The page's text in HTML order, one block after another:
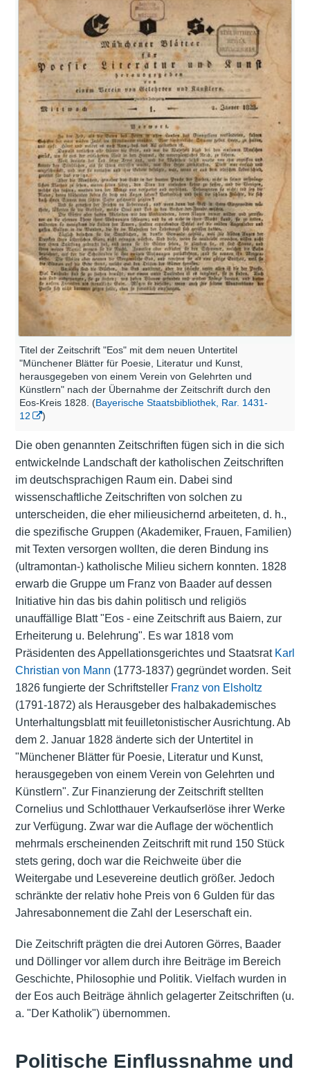
Titel der Zeitschrift "Eos" mit dem neuen Untertitel
"Münchener Blätter für Poesie, Literatur und Kunst,
herausgegeben von einem Verein von Gelehrten und
Künstlern" nach der Übernahme der Zeitschrift durch den
Eos-Kreis 1828. (Bayerische Staatsbibliothek, Rar. 1431-
12
)
Die oben genannten Zeitschriften fügen sich in die sich
entwickelnde Landschaft der katholischen Zeitschriften
im deutschsprachigen Raum ein. Dabei sind
wissenschaftliche Zeitschriften von solchen zu
unterscheiden, die eher milieusichernd arbeiteten, d. h.,
die spezifische Gruppen (Akademiker, Frauen, Familien)
mit Texten versorgen wollten, die deren Bindung ins
(ultramontan-) katholische Milieu sichern konnten. 1828
erwarb die Gruppe um Franz von Baader auf dessen
Initiative hin das bis dahin politisch und religiös
unauffällige Blatt "Eos - eine Zeitschrift aus Baiern, zur
Erheiterung u. Belehrung". Es war 1818 vom
Präsidenten desAppellationsgerichtesund Staatsrat Karl
Christian von Mann (1773-1837) gegründet worden. Seit
1826 fungierte der Schriftsteller Franz von Elsholtz
(1791-1872) als Herausgeber des halbakademisches
Unterhaltungsblatt mit feuilletonistischer Ausrichtung. Ab
dem 2. Januar 1828 änderte sich der Untertitel in
"Münchener Blätter für Poesie, Literatur und Kunst,
herausgegeben von einem Verein von Gelehrten und
Künstlern". Zur Finanzierung der Zeitschrift stellten
Cornelius und Schlotthauer Verkaufserlöse ihrer Werke
zur Verfügung. Zwar war die Auflage der wöchentlich
mehrmals erscheinenden Zeitschrift mit rund 150 Stück
stets gering, doch war die Reichweite über die
Weitergabe und Lesevereine deutlich größer. Jedoch
schränkte der relativ hohe Preis von 6 Gulden für das
Jahresabonnement die Zahl der Leserschaft ein.
Die Zeitschrift prägten die drei Autoren Görres, Baader
und Döllinger vor allem durch ihre Beiträge im Bereich
Geschichte, Philosophie und Politik. Vielfach wurden in
der Eos auch Beiträge ähnlich gelagerter Zeitschriften (u.
a. "Der Katholik") übernommen.
Politische Einflussnahme und